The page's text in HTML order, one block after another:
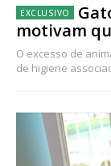
motivam
O excesso de
de higiene